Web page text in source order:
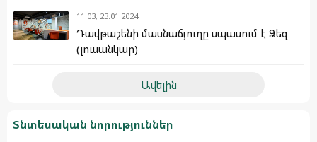
11:03, 23.01.2024
Դավթաշենի մասնաճյուղը սպասում է Ձեզ
(լուսանկար)
Ավելին
Տնտեսական նորություններ